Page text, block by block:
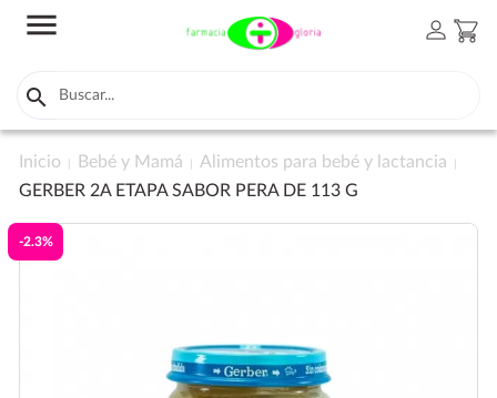
menu person shopping_cart

Inicio Bebé y Mamá
Alimentos para bebé y lactancia
GERBER 2A ETAPA SABOR PERA DE 113 G
-2.3%